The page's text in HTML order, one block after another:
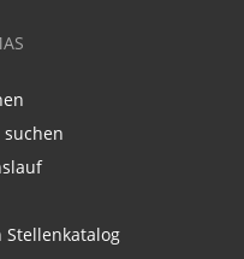
Stellenkatalog